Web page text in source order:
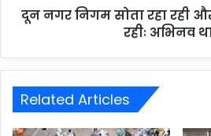
दून नगर निगम सोता रहा रही
रहीः अभिनव
Related Articles